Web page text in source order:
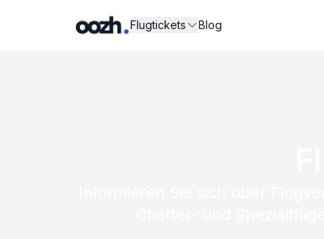
Flugtickets Blog